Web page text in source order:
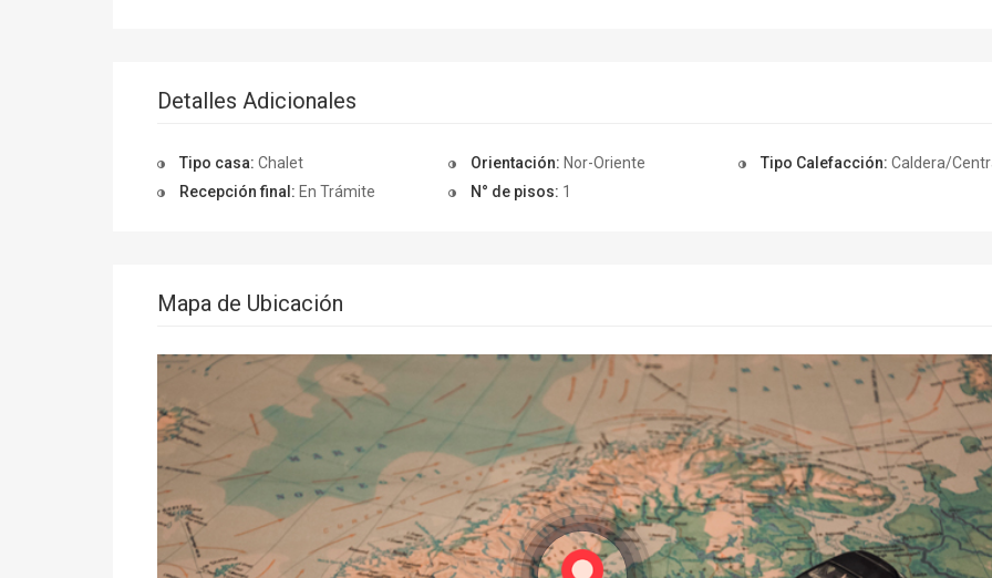
Detalles Adicionales
Tipo casa: Chalet
Recepción final: En Trámite
Orientación: Nor-Oriente
N° de pisos: 1
Tipo Calefacción: Caldera/
Mapa de Ubicación